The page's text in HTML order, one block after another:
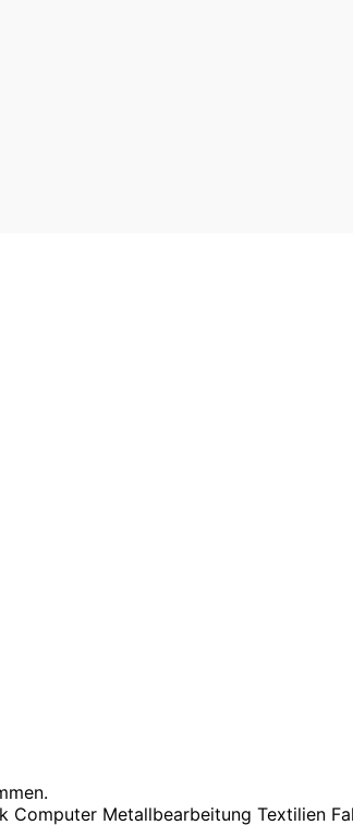
Computer Metallbearbeitung Textilien